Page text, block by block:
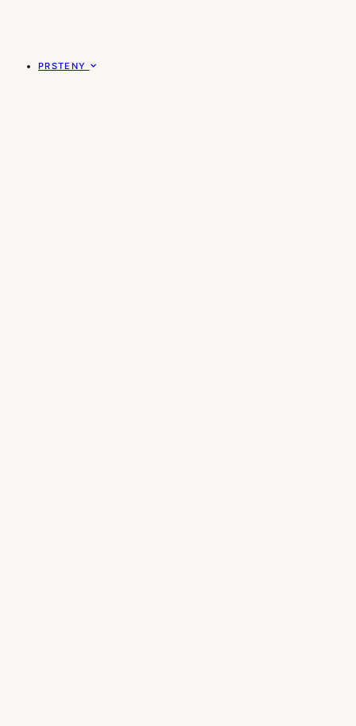
PRSTENY